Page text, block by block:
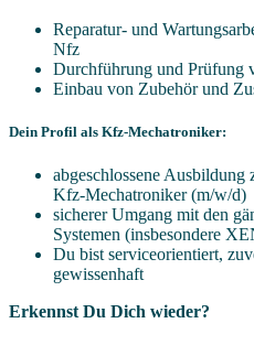
Reparatur- und
Nfz
Durchführung und Prüfung
Einbau von Zubehör und
Dein Profil als Kfz-Mechatroniker:
abgeschlossene
Kfz-Mechatroniker (m/w/d)
sicherer Umgang mit den
Systemen (insbesondere
Du bist serviceorientiert,
gewissenhaft
Erkennst Du Dich wieder?